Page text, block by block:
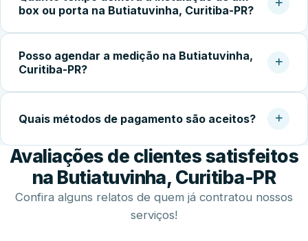
confirmar a garantia do serviço. Experiência com vidro
temperado faz toda a diferença na qualidade do
acabamento.
box ou porta na Butiatuvinha, Curitiba-PR?
temperado (geralmente 5 a 10 dias úteis), a instalação no
local costuma ser concluída em 2 a 4 horas.
Posso agendar a medição na Butiatuvinha,
Curitiba-PR?
disponibilidade do cliente, incluindo finais de semana,
serviço.
Quais métodos de pagamento são aceitos?
Disponibilizamos diversas formas de pagamento,
incluindo Pix, dinheiro, cartões de crédito e débito e
Avaliações de clientes satisfeitos
na Butiatuvinha, Curitiba-PR
Confira alguns relatos de quem já contratou nossos
serviços!